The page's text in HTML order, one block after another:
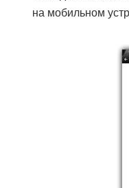
на мобильном